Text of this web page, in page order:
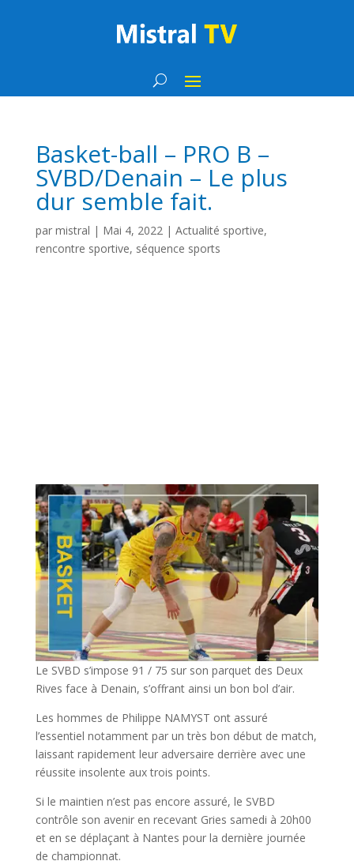
Basket-ball – PRO B –
SVBD/Denain – Le plus
dur semble fait.
par mistral | Mai 4, 2022 | Actualité sportive,
rencontre sportive, séquence sports
Le SVBD s’impose 91 / 75 sur son parquet des Deux
Rives face à Denain, s’offrant ainsi un bon bol d’air.
Les hommes de Philippe NAMYST ont assuré
l’essentiel notamment par un très bon début de match,
laissant rapidement leur adversaire derrière avec une
réussite insolente aux trois points.
Si le maintien n’est pas encore assuré, le SVBD
contrôle son avenir en recevant Gries samedi à 20h00
et en se déplaçant à Nantes pour la dernière journée
de championnat.